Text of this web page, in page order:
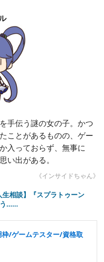
手伝う謎の女の子。かつ
ことがあるものの、ゲー
入っておらず、無事に
い出がある。
《インサイドちゃん》
生相談】『スプラトゥーン
う……
枠/ゲームテスター/資格取